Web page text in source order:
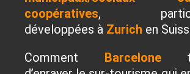
coopératives,
développées à Zurich en
Comment Barcelone